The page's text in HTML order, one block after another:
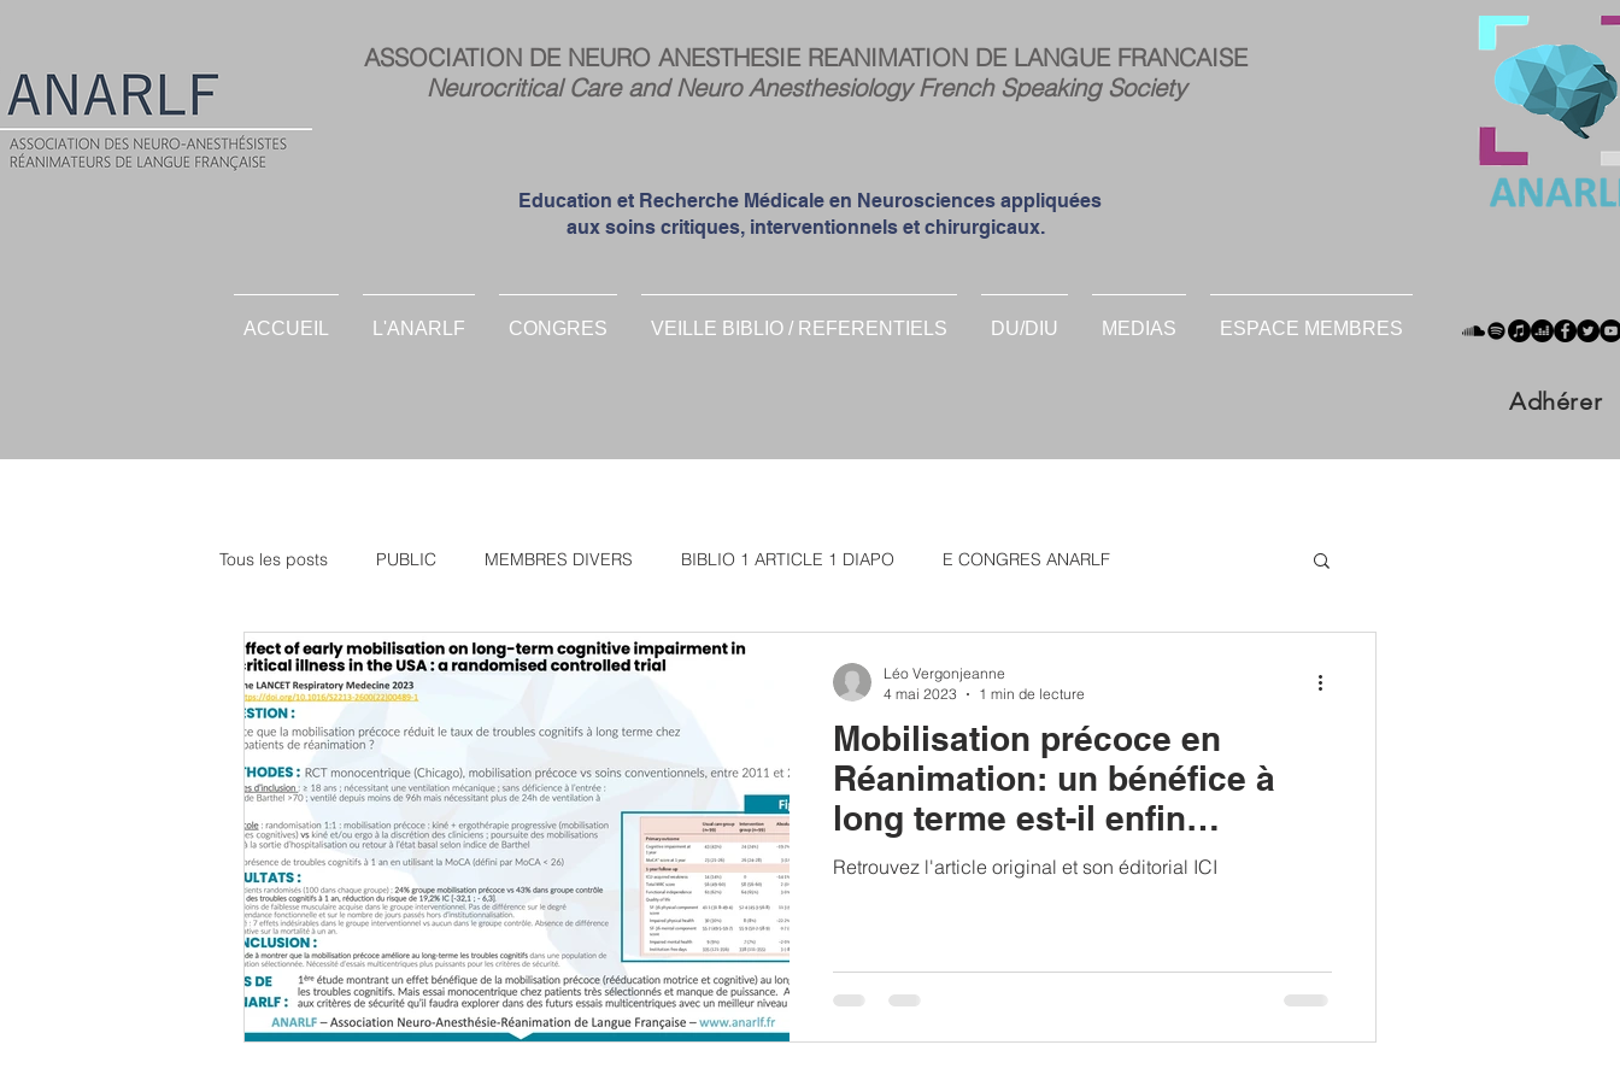
membres :
ASSOCIATION DE NEURO ANESTHESIE REANIMATION DE LANGUE FRANCAISE
Neurocritical Care and Neuro Anesthesiology French Speaking Society
Education et Recherche Médicale en Neurosciences appliquées
aux soins critiques, interventionnels et chirurgicaux.
ACCUEIL L'ANARLF CONGRES VEILLE BIBLIO / REFERENTIELS DU/DIU MEDIAS ESPACE MEMBRES
Adhérer
Tous les posts PUBLIC MEMBRES DIVERS BIBLIO 1 ARTICLE 1 DIAPO E CONGRES ANARLF
CONGRES SFAR MEMBRES CONGRES Bibliographie ANARLF
Offre PhD - Post-Doc Article commenté
Mobilisation précoce en
Réanimation: un bénéfice à
long terme est-il enfin
démontré?
Retrouvez l'article original et son éditorial ICI
Léo Vergonjeanne
4 mai 2023
1 min de lecture